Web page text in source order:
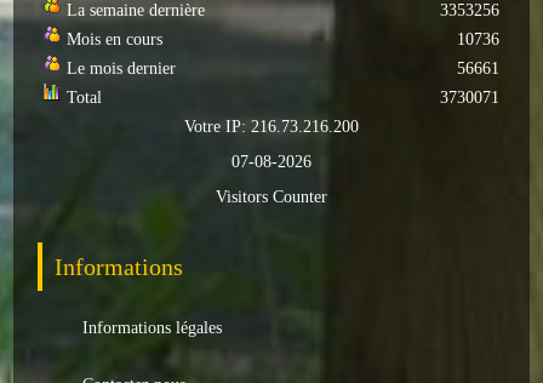
La semaine dernière
Mois en cours
Le mois dernier
Total
3353256
10736
56661
3730071
Votre IP: 216.73.216.200
07-08-2026
Visitors Counter
Informations
Informations légales